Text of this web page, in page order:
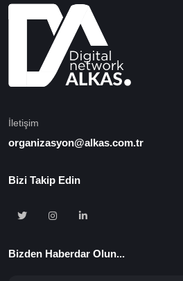
İletişim
organizasyon@alkas.com.tr
Bizi Takip Edin
Bizden Haberdar Olun...